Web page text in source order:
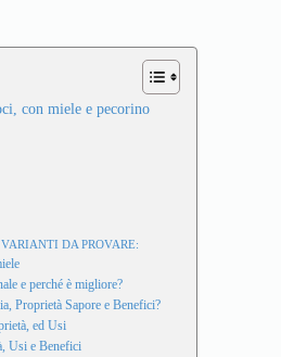
con miele e pecorino
DA PROVARE:
e perché è migliore?
Proprietà Sapore e Benefici?
ed Usi
Usi e Benefici